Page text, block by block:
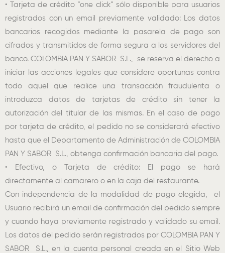
• Tarjeta de crédito “one click” sólo disponible para usuarios
registrados con un email previamente validado: Los datos
bancarios recogidos mediante la pasarela de pago son
cifrados y transmitidos de forma segura a los servidores del
banco. COLOMBIA PAN Y SABOR S.L., se reserva el derecho a
iniciar las acciones legales que considere oportunas contra
todo aquel que realice una transacción fraudulenta o
introduzca datos de tarjetas de crédito sin tener la
autorización del titular de las mismas. En el caso de pago
por tarjeta de crédito, el pedido no se considerará efectivo
hasta que el Departamento de Administración de COLOMBIA
PAN Y SABOR S.L., obtenga confirmación bancaria del pago.
• Efectivo, o Tarjeta de crédito: El pago se hará
directamente al camarero o en la caja del restaurante.
Con independencia de la modalidad de pago elegida, el
Usuario recibirá un email de confirmación del pedido siempre
y cuando haya previamente registrado y validado su email.
Los datos del pedido serán registrados por COLOMBIA PAN Y
SABOR S.L., en la cuenta personal creada en el Sitio Web